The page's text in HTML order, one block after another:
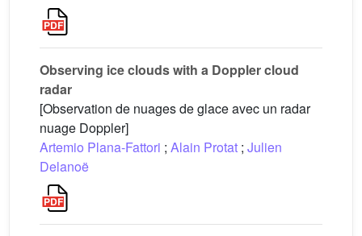
Observing ice clouds with a Doppler cloud
radar
[Observation de nuages de glace avec un radar
nuage Doppler]
Artemio Plana-Fattori ; Alain Protat ; Julien
Delanoë